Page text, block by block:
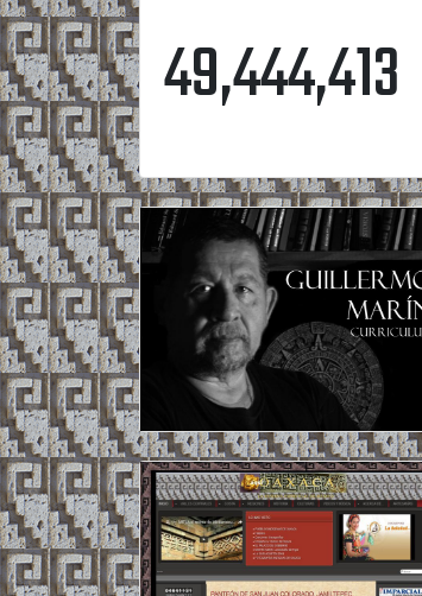
49,444,413